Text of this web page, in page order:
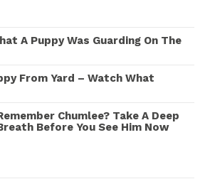
A Puppy Was Guarding On The
From Yard – Watch What
Chumlee? Take A Deep
Before You See Him Now